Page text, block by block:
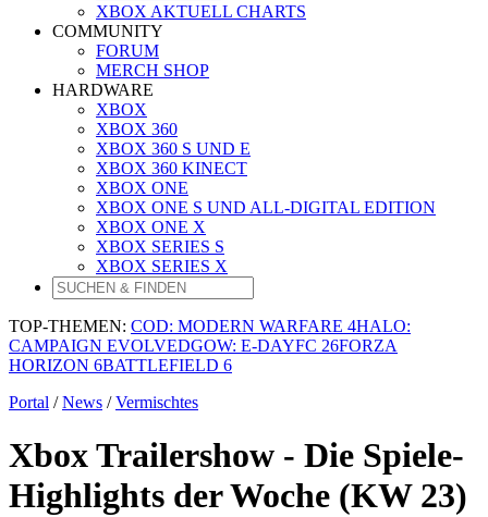
XBOX AKTUELL CHARTS
COMMUNITY
FORUM
MERCH SHOP
HARDWARE
XBOX
XBOX 360
XBOX 360 S UND E
XBOX 360 KINECT
XBOX ONE
XBOX ONE S UND ALL-DIGITAL EDITION
XBOX ONE X
XBOX SERIES S
XBOX SERIES X
TOP-THEMEN: COD: MODERN WARFARE 4HALO:
CAMPAIGN EVOLVEDGOW: E-DAYFC 26FORZA
HORIZON 6BATTLEFIELD 6
Portal /News /Vermischtes
Xbox Trailershow - Die Spiele-
Highlights der Woche (KW 23)